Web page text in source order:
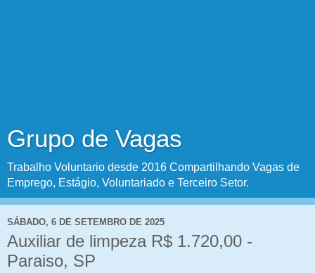
Grupo de Vagas
Trabalho Voluntario desde 2016 Compartilhando Vagas de
Emprego, Estágio, Voluntariado e Terceiro Setor.
SÁBADO, 6 DE SETEMBRO DE 2025
Auxiliar de limpeza R$ 1.720,00 -
Paraiso, SP